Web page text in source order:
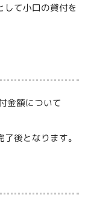
て小口の貸付を
金額について
後となります。